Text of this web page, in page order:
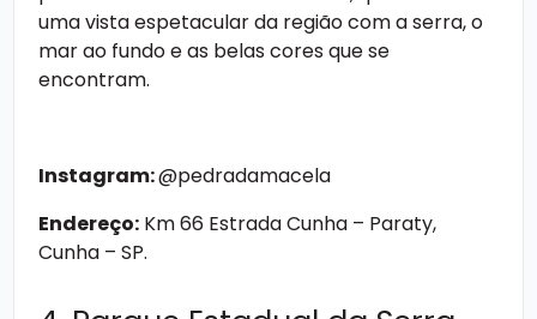
uma vista espetacular da região com a serra, o
mar ao fundo e as belas cores que se
encontram.
Instagram:@pedradamacela
Endereço: Km 66 Estrada Cunha – Paraty,
Cunha – SP.